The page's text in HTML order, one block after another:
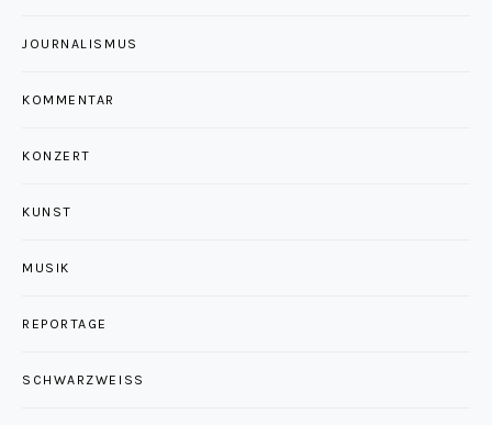
JOURNALISMUS
KOMMENTAR
KONZERT
KUNST
MUSIK
REPORTAGE
SCHWARZWEISS